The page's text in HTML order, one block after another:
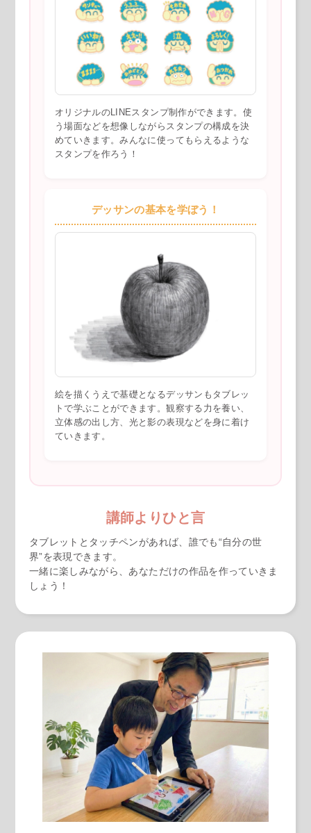
オリジナルのLINEスタンプ制作ができます。使
う場面などを想像しながらスタンプの構成を決
めていきます。みんなに使ってもらえるような
スタンプを作ろう！
デッサンの基本を学ぼう！
絵を描くうえで基礎となるデッサンもタブレッ
トで学ぶことができます。観察する力を養い、
立体感の出し方、光と影の表現などを身に着け
ていきます。
講師よりひと言
タブレットとタッチペンがあれば、誰でも“自分の世
界”を表現できます。
一緒に楽しみながら、あなただけの作品を作っていきま
しょう！